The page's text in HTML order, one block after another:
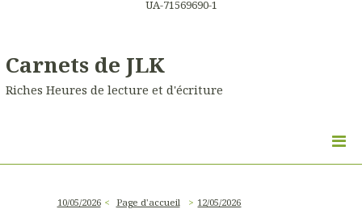
UA-71569690-1
Carnets de JLK
Riches Heures de lecture et d'écriture
10/05/2026 Page d'accueil 12/05/2026